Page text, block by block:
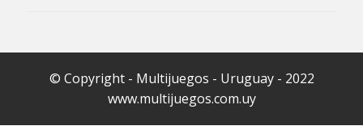
© Copyright - Multijuegos - Uruguay - 2022
www.multijuegos.com.uy